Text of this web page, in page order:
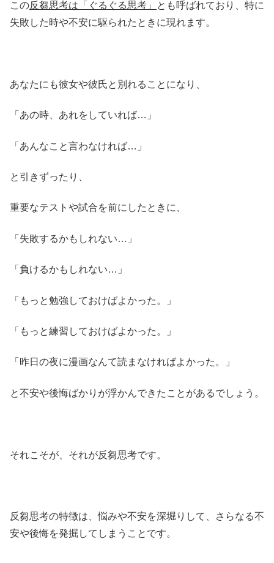
この反芻思考は「ぐるぐる思考」
とも呼ばれており、特に
失敗した時や不安に駆られたときに現れます。
あなたにも彼女や彼氏と別れることになり、
「あの時、あれをしていれば…」
「あんなこと言わなければ…」
と引きずったり、
重要なテストや試合を前にしたときに、
「失敗するかもしれない…」
「負けるかもしれない…」
「もっと勉強しておけばよかった。」
「もっと練習しておけばよかった。」
「昨日の夜に漫画なんて読まなければよかった。」
と不安や後悔ばかりが浮かんできたことがあるでしょう。
それこそが、それが反芻思考です。
反芻思考の特徴は、悩みや不安を深堀りして、さらなる不
安や後悔を発掘してしまうことです。